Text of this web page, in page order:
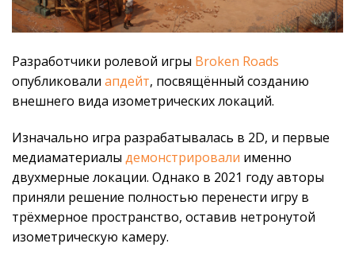
Разработчики ролевой игры Broken Roads
опубликовали апдейт, посвящённый созданию
внешнего вида изометрических локаций.
Изначально игра разрабатывалась в 2D, и первые
медиаматериалы демонстрировали именно
двухмерные локации. Однако в 2021 году авторы
приняли решение полностью перенести игру в
трёхмерное пространство, оставив нетронутой
изометрическую камеру.